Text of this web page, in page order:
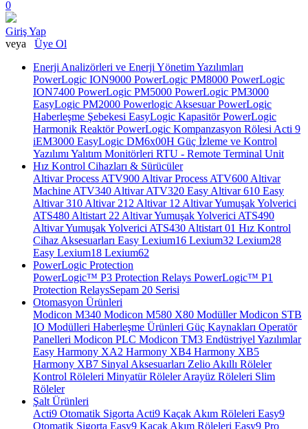
0
Giriş Yap
veya Üye Ol
Enerji Analizörleri ve Enerji Yönetim Yazılımları
PowerLogic ION9000 PowerLogic PM8000 PowerLogic
ION7400 PowerLogic PM5000 PowerLogic PM3000
EasyLogic PM2000 Powerlogic AksesuarPowerLogic
Haberleşme Şebekesi EasyLogic KapasitörPowerLogic
Harmonik ReaktörPowerLogic Kompanzasyon Rölesi Acti 9
iEM3000 EasyLogic DM6x00H Güç İzleme ve Kontrol
Yazılımı Yalıtım Monitörleri RTU - Remote Terminal Unit
Hız Kontrol Cihazları & Sürücüler
Altivar Process ATV900 Altivar Process ATV600 Altivar
Machine ATV340 Altivar ATV320 Easy Altivar 610 Easy
Altivar 310 Altivar 212 Altivar 12 Altivar Yumuşak Yolverici
ATS480 Altistart 22 Altivar Yumuşak Yolverici ATS490
Altivar Yumuşak Yolverici ATS430 Altistart 01 Hız Kontrol
Cihaz Aksesuarları Easy Lexium16 Lexium32 Lexium28
Easy Lexium18 Lexium62
PowerLogic Protection
PowerLogic™ P3 Protection Relays PowerLogic™ P1
Protection Relays​Sepam 20 Serisi
Otomasyon Ürünleri
Modicon M340 Modicon M580 X80 ModüllerModicon STB
IO Modülleri Haberleşme Ürünleri Güç Kaynakları Operatör
Panelleri Modicon PLC Modicon TM3 Endüstriyel Yazılımlar
Easy Harmony XA2 Harmony XB4 Harmony XB5
Harmony XB7 Sinyal Aksesuarları Zelio Akıllı Röleler
Kontrol Röleleri Minyatür RölelerArayüz Röleleri Slim
Röleler
Şalt Ürünleri
Acti9 Otomatik Sigorta Acti9 Kaçak Akım Röleleri Easy9
Otomatik Sigorta Easy9 Kaçak Akım Röleleri Easy9 Pro